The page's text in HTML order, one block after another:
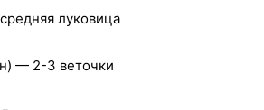
луковица
— 2-3 веточки